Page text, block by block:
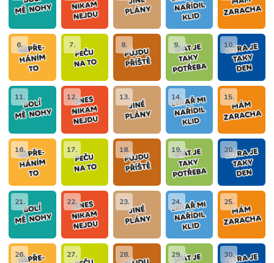
6. 7. 8. 9. 10.
11. 12. 13. 14. 15.
16. 17. 18. 19. 20.
21. 22. 23. 24. 25.
26. 27. 28. 29. 30.